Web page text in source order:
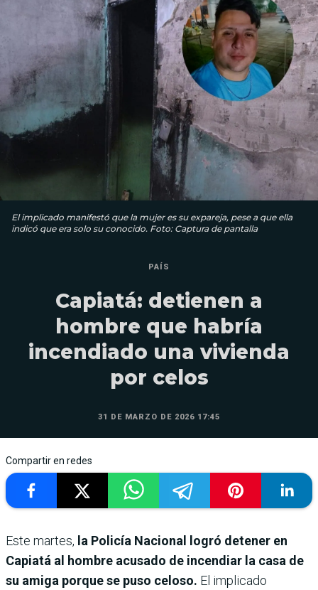
El implicado manifestó que la mujer es su expareja, pese a que ella
indicó que era solo su conocido. Foto: Captura de pantalla
PAÍS
Capiatá: detienen a
hombre que habría
incendiado una vivienda
por celos
31 DE MARZO DE 2026 17:45
Compartir en redes
Este martes, la Policía Nacional logró detener en
Capiatá al hombre acusado de incendiar la casa de
su amiga porque se puso celoso. El implicado